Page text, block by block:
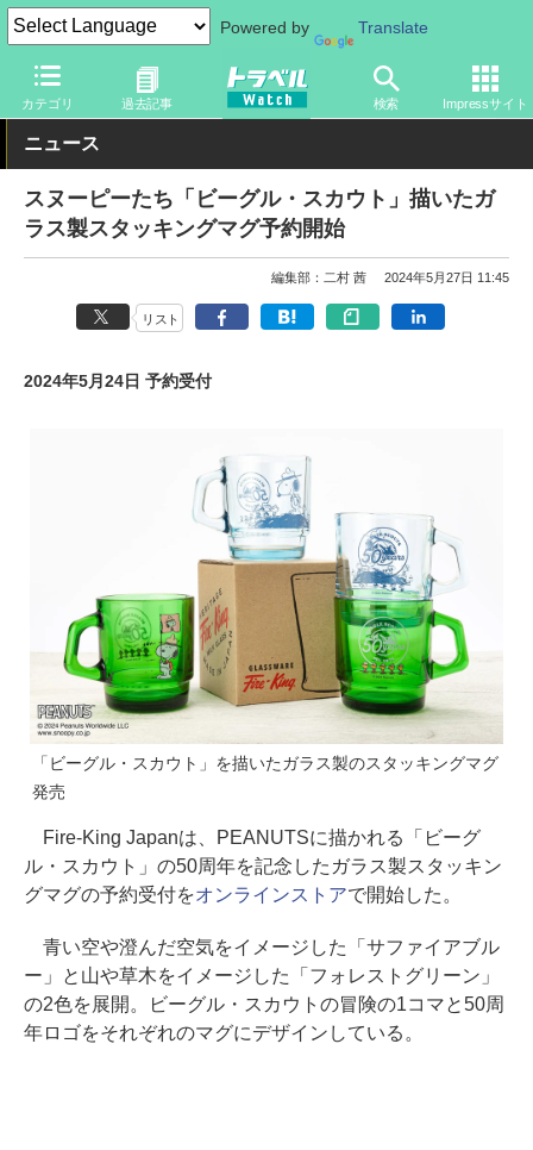
Powered by Translate
カテゴリ 過去記事 検索 Impressサイト
トラベル Watch 旅のアイテム 旅行グッズ キャラクター
ニュース
スヌーピーたち「ビーグル・スカウト」描いたガ
ラス製スタッキングマグ予約開始
編集部：二村 茜 2024年5月27日 11:45
リスト
2024年5月24日 予約受付
「ビーグル・スカウト」を描いたガラス製のスタッキングマグ
発売
Fire-King Japanは、PEANUTSに描かれる「ビーグ
ル・スカウト」の50周年を記念したガラス製スタッキン
グマグの予約受付をオンラインストアで開始した。
青い空や澄んだ空気をイメージした「サファイアブル
ー」と山や草木をイメージした「フォレストグリーン」
の2色を展開。ビーグル・スカウトの冒険の1コマと50周
年ロゴをそれぞれのマグにデザインしている。